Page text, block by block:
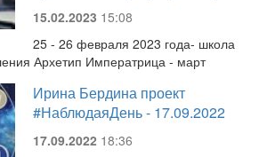
15.02.2023 15:08
25 - 26 февраля 2023 года- школа
Архетип Императрица - март
Ирина Бердина проект
#НаблюдаяДень - 17.09.2022
17.09.2022 18:36